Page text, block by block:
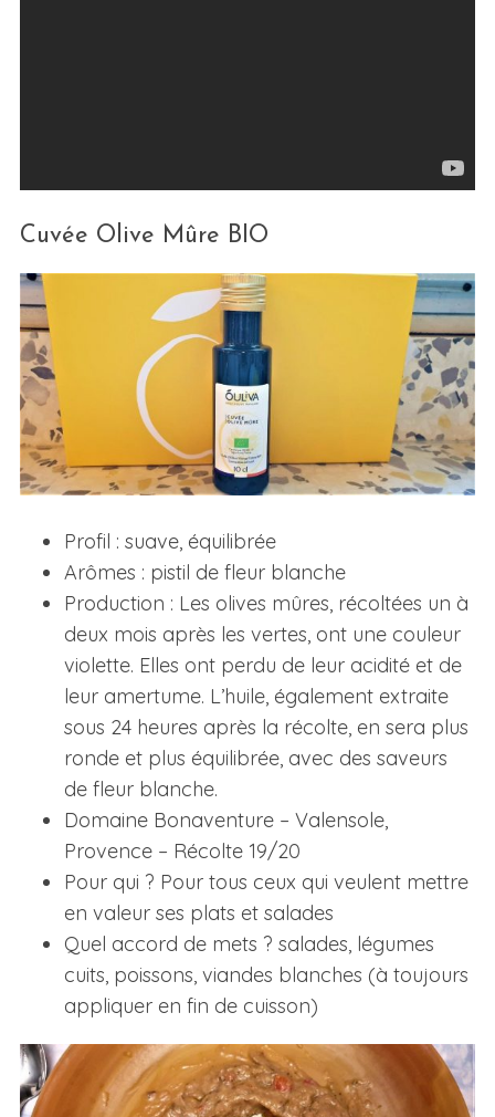
Cuvée Olive Mûre BIO
Profil : suave, équilibrée
Arômes : pistil de fleur blanche
Production : Les olives mûres, récoltées un à
deux mois après les vertes, ont une couleur
violette. Elles ont perdu de leur acidité et de
leur amertume. L’huile, également extraite
sous 24 heures après la récolte, en sera plus
ronde et plus équilibrée, avec des saveurs
de fleur blanche.
Domaine Bonaventure – Valensole,
Provence – Récolte 19/20
Pour qui ? Pour tous ceux qui veulent mettre
en valeur ses plats et salades
Quel accord de mets ? salades, légumes
cuits, poissons, viandes blanches (à toujours
appliquer en fin de cuisson)